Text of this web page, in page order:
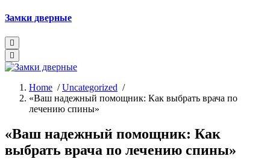
Skip
content
Замки дверные
Home /Uncategorized /
«Ваш надежный помощник: Как выбрать врача по
лечению спины»
«Ваш надежный помощник: Как
выбрать врача по лечению спины»